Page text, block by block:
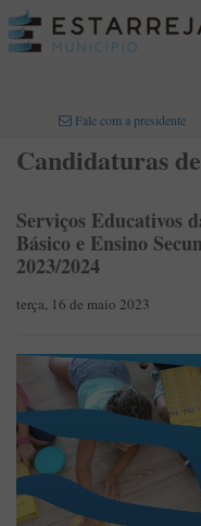
Fale com a presidente
Candidaturas
Serviços Educativos
Básico e Ensino
2023/2024
terça, 16 de maio 2023